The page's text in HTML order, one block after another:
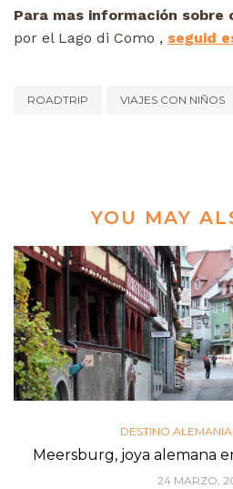
Para mas información sobre
por el Lago di Como , seguid
ROADTRIP VIAJES CON NIÑOS
YOU MAY
DESTINO ALEMANIA
Meersburg, joya alemana
24 MARZO,